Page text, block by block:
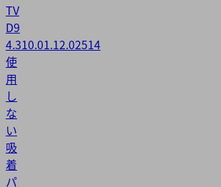
TV
D9
4.310.01.12.02514
使
用
し
な
い
吸
着
パ